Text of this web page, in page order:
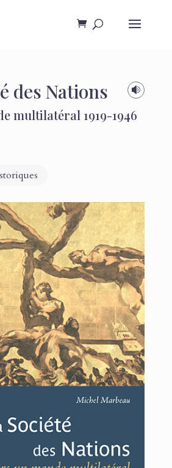

des Nations
multilatéral 1919-1946